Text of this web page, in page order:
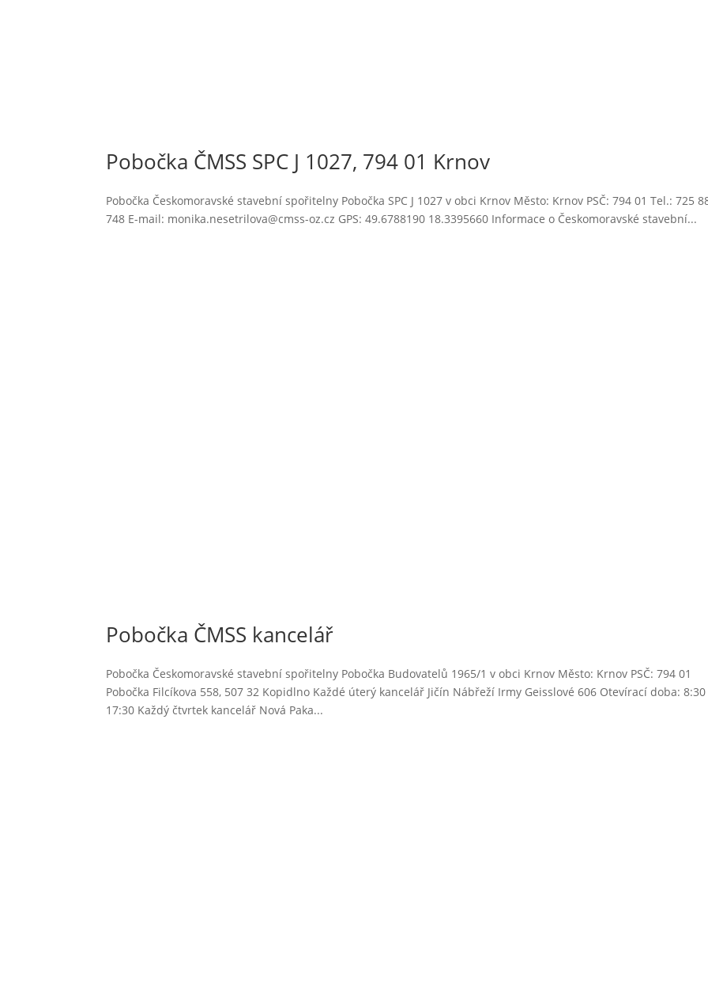
Pobočka ČMSS SPC J 1027, 794 01 Krnov
Pobočka Českomoravské stavební spořitelny Pobočka SPC J 1027 v obci Krnov Město: Krnov PSČ: 794 01 Tel.: 725
748 E-mail: monika.nesetrilova@cmss-oz.cz GPS: 49.6788190 18.3395660 Informace o Českomoravské stavební...
Pobočka ČMSS kancelář
Pobočka Českomoravské stavební spořitelny Pobočka Budovatelů 1965/1 v obci Krnov Město: Krnov PSČ: 794 01
Pobočka Filcíkova 558, 507 32 Kopidlno Každé úterý kancelář Jičín Nábřeží Irmy Geisslové 606 Otevírací doba: 8:30
17:30 Každý čtvrtek kancelář Nová Paka...